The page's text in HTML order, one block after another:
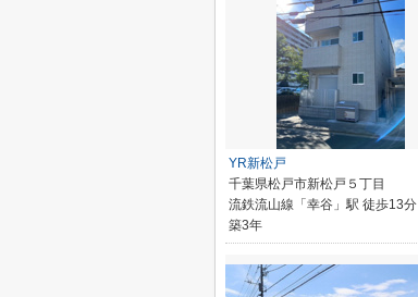
YR新松戸
千葉県松戸市新松戸５丁目
流鉄流山線「幸谷」駅 徒歩13分
築3年